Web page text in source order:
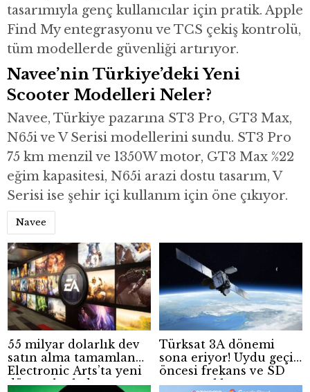
tasarımıyla genç kullanıcılar için pratik. Apple
Find My entegrasyonu ve TCS çekiş kontrolü,
tüm modellerde güvenliği artırıyor.
Navee’nin Türkiye’deki Yeni
Scooter Modelleri Neler?
Navee, Türkiye pazarına ST3 Pro, GT3 Max,
N65i ve V Serisi modellerini sundu. ST3 Pro
75 km menzil ve 1350W motor, GT3 Max %22
eğim kapasitesi, N65i arazi dostu tasarım, V
Serisi ise şehir içi kullanım için öne çıkıyor.
Navee
55 milyar dolarlık dev
satın alma tamamlandı!
Electronic Arts’ta yeni
dönem başladı
Türksat 3A dönemi
sona eriyor! Uydu geçişi
öncesi frekans ve SD
yayın açıklaması